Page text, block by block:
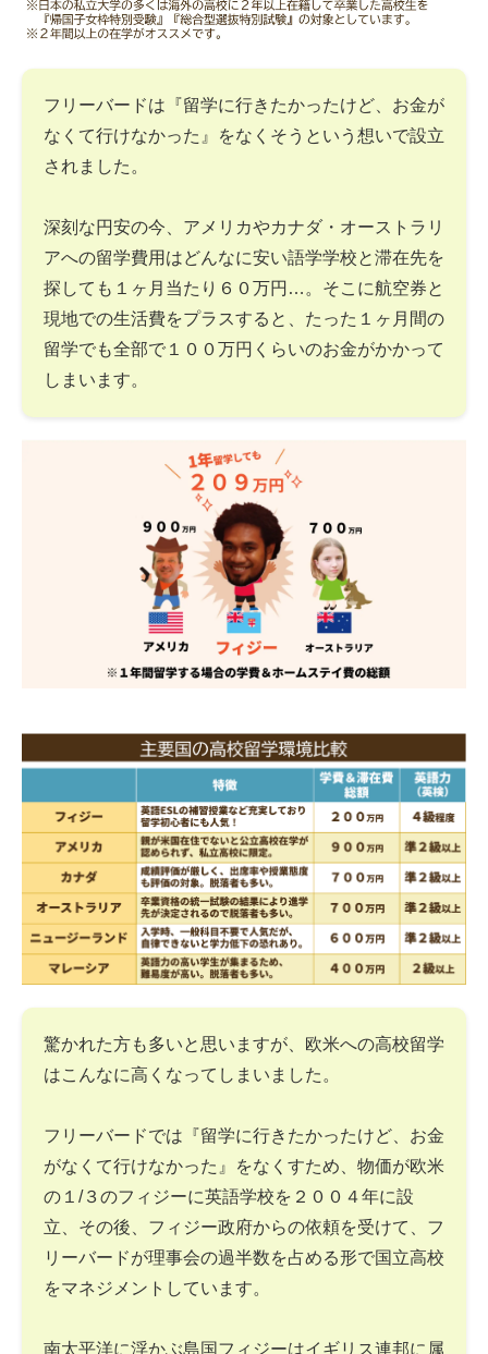
フリーバードは『留学に行きたかったけど、お金が
なくて行けなかった』をなくそうという想いで設立
されました。
深刻な円安の今、アメリカやカナダ・オーストラリ
アへの留学費用はどんなに安い語学学校と滞在先を
探しても１ヶ月当たり６０万円…。そこに航空券と
現地での生活費をプラスすると、たった１ヶ月間の
留学でも全部で１００万円くらいのお金がかかって
しまいます。
驚かれた方も多いと思いますが、欧米への高校留学
はこんなに高くなってしまいました。
フリーバードでは『留学に行きたかったけど、お金
がなくて行けなかった』をなくすため、物価が欧米
の１/３のフィジーに英語学校を２００４年に設
立、その後、フィジー政府からの依頼を受けて、フ
リーバードが理事会の過半数を占める形で国立高校
をマネジメントしています。
南太平洋に浮かぶ島国フィジーはイギリス連邦に属